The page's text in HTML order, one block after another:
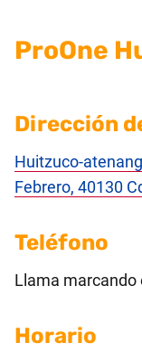
ProOne
Dirección
Huitzuco-
Febrero, 40130
Teléfono
Llama marcando
Horario